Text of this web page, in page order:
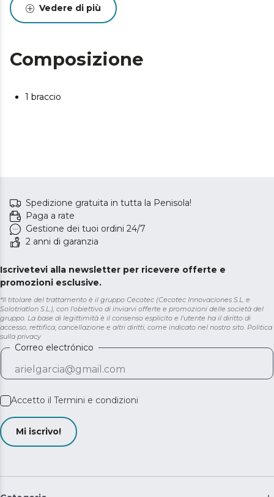
Vedere di più
Composizione
1 braccio
Spedizione gratuita in tutta la Penisola!
Paga a rate
Gestione dei tuoi ordini 24/7
2 anni di garanzia
Iscrivetevi alla newsletter per ricevere offerte e
promozioni esclusive.
*Il titolare del trattamento è il gruppo Cecotec (Cecotec Innovaciones S.L. e
Solotriatlon S.L.), con l'obiettivo di inviarvi offerte e promozioni delle società del
gruppo. La base di legittimità è il consenso esplicito e l'utente ha il diritto di
accesso, rettifica, cancellazione e altri diritti, come indicato nel nostro sito. Politica
sulla privacy
Correo electrónico
Accetto il Termini e condizioni
Mi iscrivo!